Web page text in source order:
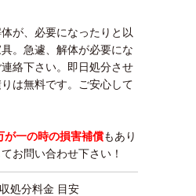
が、必要になったりと以
。急遽、解体が必要にな
絡下さい。即日処分させ
は無料です。ご安心して
が一の時の損害補償もあり
お問い合わせ下さい！
処分料金 目安